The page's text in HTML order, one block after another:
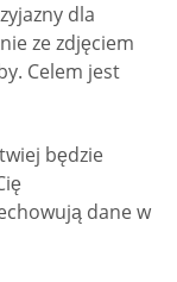
dla
ze zdjęciem
Celem jest
będzie
dane w